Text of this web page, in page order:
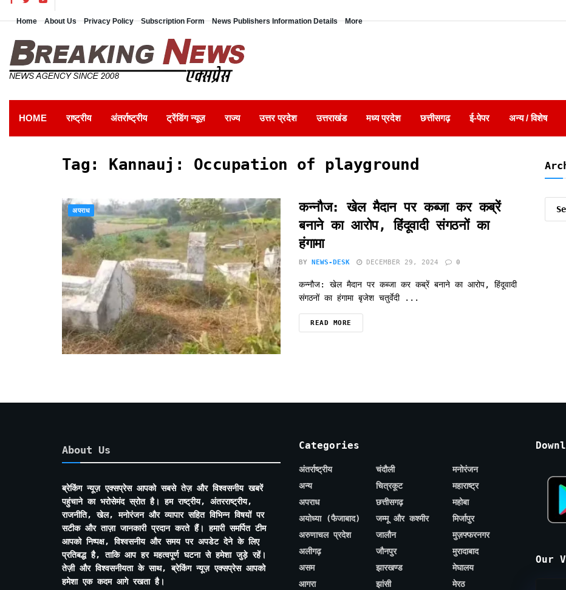
Home About Us Privacy Policy Subscription Form News Publishers Information Details More
HOME राष्ट्रीय अंतर्राष्ट्रीय ट्रेंडिंग न्यूज़ राज्य उत्तर प्रदेश उत्तराखंड मध्य प्रदेश छत्तीसगढ़ ई-पेपर अन्य / विशेष
Tag: Kannauj: Occupation of playground
अपराध
कन्नौज: खेल मैदान पर कब्जा कर कब्रें
बनाने का आरोप, हिंदूवादी संगठनों का
हंगामा
BY NEWS-DESK DECEMBER 29, 2024 0
कन्नौज: खेल मैदान पर कब्जा कर कब्रें बनाने का आरोप, हिंदूवादी
संगठनों का हंगामा बृजेश चतुर्वेदी ...
READ MORE
About Us
ब्रेकिंग न्यूज़ एक्सप्रेस आपको सबसे तेज़ और विश्वसनीय खबरें
पहुंचाने का भरोसेमंद स्रोत है। हम राष्ट्रीय, अंतरराष्ट्रीय,
राजनीति, खेल, मनोरंजन और व्यापार सहित विभिन्न विषयों पर
सटीक और ताज़ा जानकारी प्रदान करते हैं। हमारी समर्पित टीम
आपको निष्पक्ष, विश्वसनीय और समय पर अपडेट देने के लिए
प्रतिबद्ध है, ताकि आप हर महत्वपूर्ण घटना से हमेशा जुड़े रहें।
तेज़ी और विश्वसनीयता के साथ, ब्रेकिंग न्यूज़ एक्सप्रेस आपको
हमेशा एक कदम आगे रखता है।
Categories
अंतर्राष्ट्रीय
अन्य
अपराध
अयोध्या (फैजाबाद)
अरुणाचल प्रदेश
अलीगढ़
असम
आगरा
चंदौली
चित्रकूट
छत्तीसगढ़
जम्मू और कश्मीर
जालौन
जौनपुर
झारखण्ड
झांसी
मनोरंजन
महाराष्ट्र
महोबा
मिर्जापुर
मुज़फ्फरनगर
मुरादाबाद
मेघालय
मेरठ
Our